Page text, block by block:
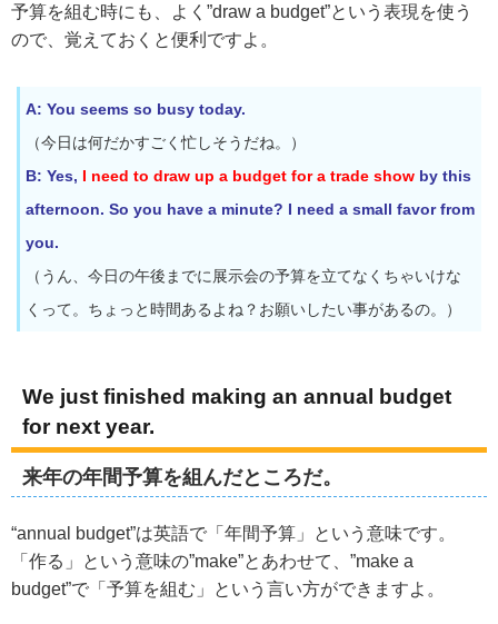
予算を組む時にも、よく”draw a budget”という表現を使う
ので、覚えておくと便利ですよ。
A: You seems so busy today.
（今日は何だかすごく忙しそうだね。）
B: Yes, I need to draw up a budget for a trade show by this
afternoon. So you have a minute? I need a small favor from
you.
（うん、今日の午後までに展示会の予算を立てなくちゃいけな
くって。ちょっと時間あるよね？お願いしたい事があるの。）
We just finished making an annual budget
for next year.
来年の年間予算を組んだところだ。
“annual budget”は英語で「年間予算」という意味です。
「作る」という意味の”make”とあわせて、”make a
budget”で「予算を組む」という言い方ができますよ。